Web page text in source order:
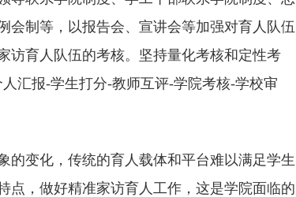
会制等，以报告会、宣讲会等加强对育人队伍
访育人队伍的考核。坚持量化考核和定性考
汇报-学生打分-教师互评-学院考核-学校审
的变化，传统的育人载体和平台难以满足学生
点，做好精准家访育人工作，这是学院面临的